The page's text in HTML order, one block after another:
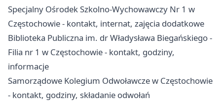
Specjalny Ośrodek Szkolno-Wychowawczy Nr 1 w
Częstochowie - kontakt, internat, zajęcia dodatkowe
Biblioteka Publiczna im. dr Władysława Biegańskiego -
Filia nr 1 w Częstochowie - kontakt, godziny,
informacje
Samorządowe Kolegium Odwoławcze w Częstochowie
- kontakt, godziny, składanie odwołań